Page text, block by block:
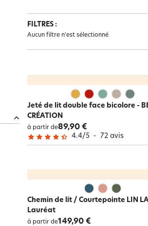
Graphique et
pratique
FILTRES :
Aucun filtre n'est sélectionné
Jeté de lit double face bicolore -
CRÉATION
à partir de89,90 €
4.4/5 - 72 avis
Chemin de lit / Courtepointe LIN
Lauréat
à partir de149,90 €